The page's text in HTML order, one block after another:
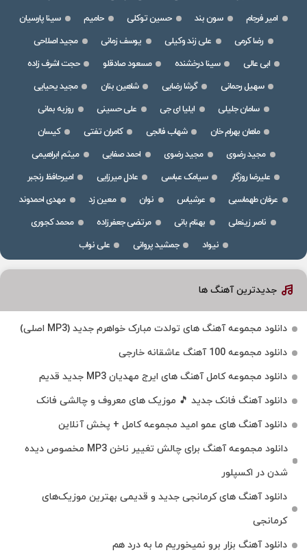
امیر فرجام
سون بند حسین توکلی حامیم
سینا پارسیان
رضا کرمی
علی زند وکیلی یوسف زمانی
مجید اصلاحی
ابی عالی
سینا درخشنده مسعود صادقلو
حجت اشرف زاده
سهیل رحمانی
گرشا رضایی شاهین بنان
مجید یحیایی
سامان جلیلی
ایلیا ای جی علی حسینی
روزبه بمانی
ماهان بهرام خان
شهاب فالجی کامران تفتی
کیسان
مجید رضوی
مجید رضوی احمد صفایی
میثم ابراهیمی
علیرضا روزگار
سیامک عباسی عادل میرزایی
امیرحافظ رنجبر
عرفان طهماسبی
عرشیاس نوان معین زد
مهدی احمدوند
ناصر زینعلی
بهنام بانی مرتضی جعفرزاده
محمد کجوری
نیواد
جمشید پروانی علی نواب
جدیدترین آهنگ ها
دانلود مجموعه آهنگ های تولدت مبارک خواهرم جدید (MP3 اصلی)
دانلود مجموعه 100 آهنگ عاشقانه خارجی
دانلود مجموعه کامل آهنگ های ایرج مهدیان MP3 جدید قدیم
دانلود آهنگ فانک جدید 🎵 موزیک‌ های معروف و چالشی فانک
دانلود آهنگ های عمو امید مجموعه کامل + پخش آنلاین
دانلود مجموعه آهنگ برای چالش تغییر ناخن MP3 مخصوص دیده
شدن در اکسپلور
دانلود آهنگ‌ های کرمانجی جدید و قدیمی بهترین موزیک‌های
کرمانجی
دانلود آهنگ بزار برو نمیخوریم ما به درد هم